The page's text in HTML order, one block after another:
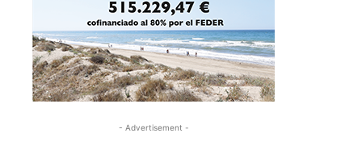
- Advertisement -